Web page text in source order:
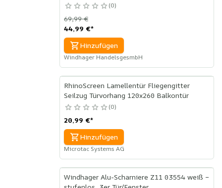
0
44,99 €*
69,99 €
Hinzufügen
Windhager HandelsgesmbH
RhinoScreen Lamellentür Fliegengitter
Seilzug Türvorhang 120x260 Balkontür
0
20,99 €*
Hinzufügen
Microtac Systems AG
Windhager Alu-Scharniere Z11 03554 weiß –